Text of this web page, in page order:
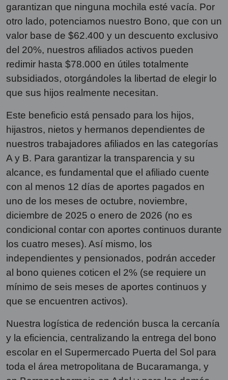
garantizan que ninguna mochila esté vacía. Por
otro lado, potenciamos nuestro Bono, que con un
valor base de $62.400 y un descuento exclusivo
del 20%, nuestros afiliados activos pueden
redimir hasta $78.000 en útiles totalmente
subsidiados, otorgándoles la libertad de elegir lo
que sus hijos realmente necesitan.
Este beneficio está pensado para los hijos,
hijastros, nietos y hermanos dependientes de
nuestros trabajadores afiliados en las categorías
A y B. Para garantizar la transparencia y su
alcance, es fundamental que el afiliado cuente
con al menos 12 días de aportes pagados en
uno de los meses de octubre, noviembre,
diciembre de 2025 o enero de 2026 (no es
condicional contar con aportes continuos durante
los cuatro meses). Así mismo, los
independientes y pensionados, podrán acceder
al bono quienes coticen el 2% (se requiere un
mínimo de seis meses de aportes continuos y
que se encuentren activos).
Nuestra logística de redención busca la cercanía
y la eficiencia, centralizando la entrega del bono
escolar en el Supermercado Puerta del Sol para
toda el área metropolitana de Bucaramanga, y